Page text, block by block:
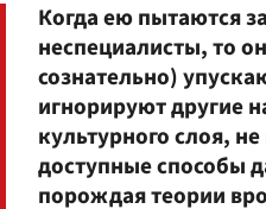
Когда ею пытаются
неспециалисты, то
сознательно)
игнорируют другие
культурного слоя,
доступные способы
порождая теории